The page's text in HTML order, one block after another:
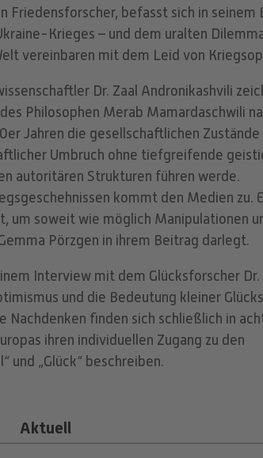
Friedensforscher, befasst sich in seinem
Krieges – und dem uralten
vereinbaren mit dem Leid von
Dr. Zaal Andronikashvili
Philosophen Merab Mamardaschwili
Jahren die gesellschaftlichen Zustände
Umbruch ohne tiefgreifende
autoritären Strukturen führen werde.
kommt den Medien zu.
um soweit wie möglich Manipulationen
Pörzgen in ihrem Beitrag darlegt.
Interview mit dem Glücksforscher Dr.
und die Bedeutung kleiner
finden sich schließlich in
ihren individuellen Zugang zu den
und „Glück“ beschreiben.
Aktuell